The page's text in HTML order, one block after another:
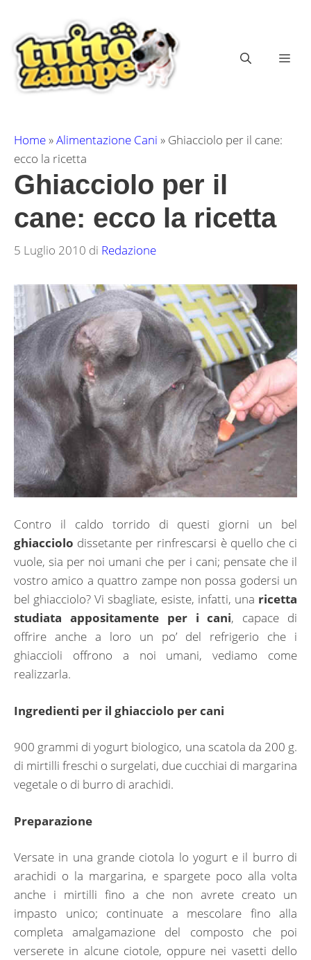
contenuto
Home»Alimentazione Cani » Ghiacciolo per il cane:
ecco la ricetta
Ghiacciolo per il
cane: ecco la ricetta
5 Luglio 2010 di Redazione
Contro il caldo torrido di questi giorni un bel
ghiacciolo dissetante per rinfrescarsi è quello che ci
vuole, sia per noi umani che per i cani; pensate che il
vostro amico a quattro zampe non possa godersi un
bel ghiacciolo? Vi sbagliate, esiste, infatti, una ricetta
studiata appositamente per i cani, capace di
offrire anche a loro un po’ del refrigerio che i
ghiaccioli offrono a noi umani, vediamo come
realizzarla.
Ingredienti per il ghiacciolo per cani
900 grammi di yogurt biologico, una scatola da 200 g.
di mirtilli freschi o surgelati, due cucchiai di margarina
vegetale o di burro di arachidi.
Preparazione
Versate in una grande ciotola lo yogurt e il burro di
arachidi o la margarina, e spargete poco alla volta
anche i mirtilli fino a che non avrete creato un
impasto unico; continuate a mescolare fino alla
completa amalgamazione del composto che poi
verserete in alcune ciotole, oppure nei vasetti dello